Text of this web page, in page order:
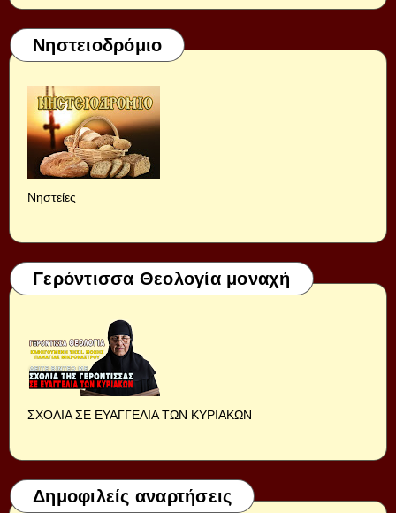
Νηστειοδρόμιο
Νηστείες
Γερόντισσα Θεολογία μοναχή
ΣΧΟΛΙΑ ΣΕ ΕΥΑΓΓΕΛΙΑ ΤΩΝ ΚΥΡΙΑΚΩΝ
Δημοφιλείς αναρτήσεις